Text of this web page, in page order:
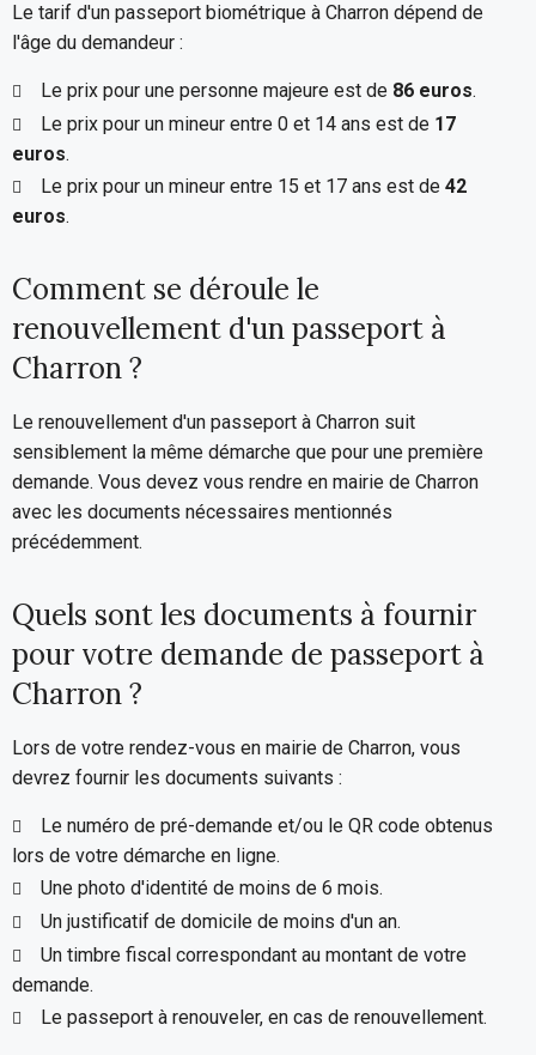
Le tarif d'un passeport biométrique à Charron dépend de
l'âge du demandeur :
Le prix pour une personne majeure est de 86 euros.
Le prix pour un mineur entre 0 et 14 ans est de 17
euros.
Le prix pour un mineur entre 15 et 17 ans est de 42
euros.
Comment se déroule le
renouvellement d'un passeport à
Charron ?
Le renouvellement d'un passeport à Charron suit
sensiblement la même démarche que pour une première
demande. Vous devez vous rendre en mairie de Charron
avec les documents nécessaires mentionnés
précédemment.
Quels sont les documents à fournir
pour votre demande de passeport à
Charron ?
Lors de votre rendez-vous en mairie de Charron, vous
devrez fournir les documents suivants :
Le numéro de pré-demande et/ou le QR code obtenus
lors de votre démarche en ligne.
Une photo d'identité de moins de 6 mois.
Un justificatif de domicile de moins d'un an.
Un timbre fiscal correspondant au montant de votre
demande.
Le passeport à renouveler, en cas de renouvellement.